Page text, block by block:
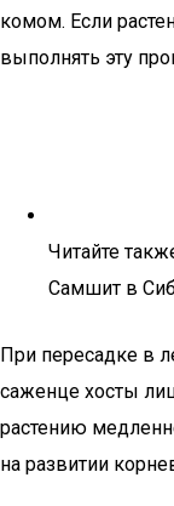
комом. Если
выполнять эту
Читайте
Самшит в
При пересадке в
саженце хосты
растению
на развитии